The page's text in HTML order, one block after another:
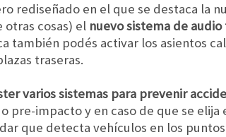
rediseñado en el que se destaca la
cosas) el nuevo sistema de
también podés activar los asientos
traseras.
varios sistemas para prevenir
impacto y en caso de que se elija
que detecta vehículos en los